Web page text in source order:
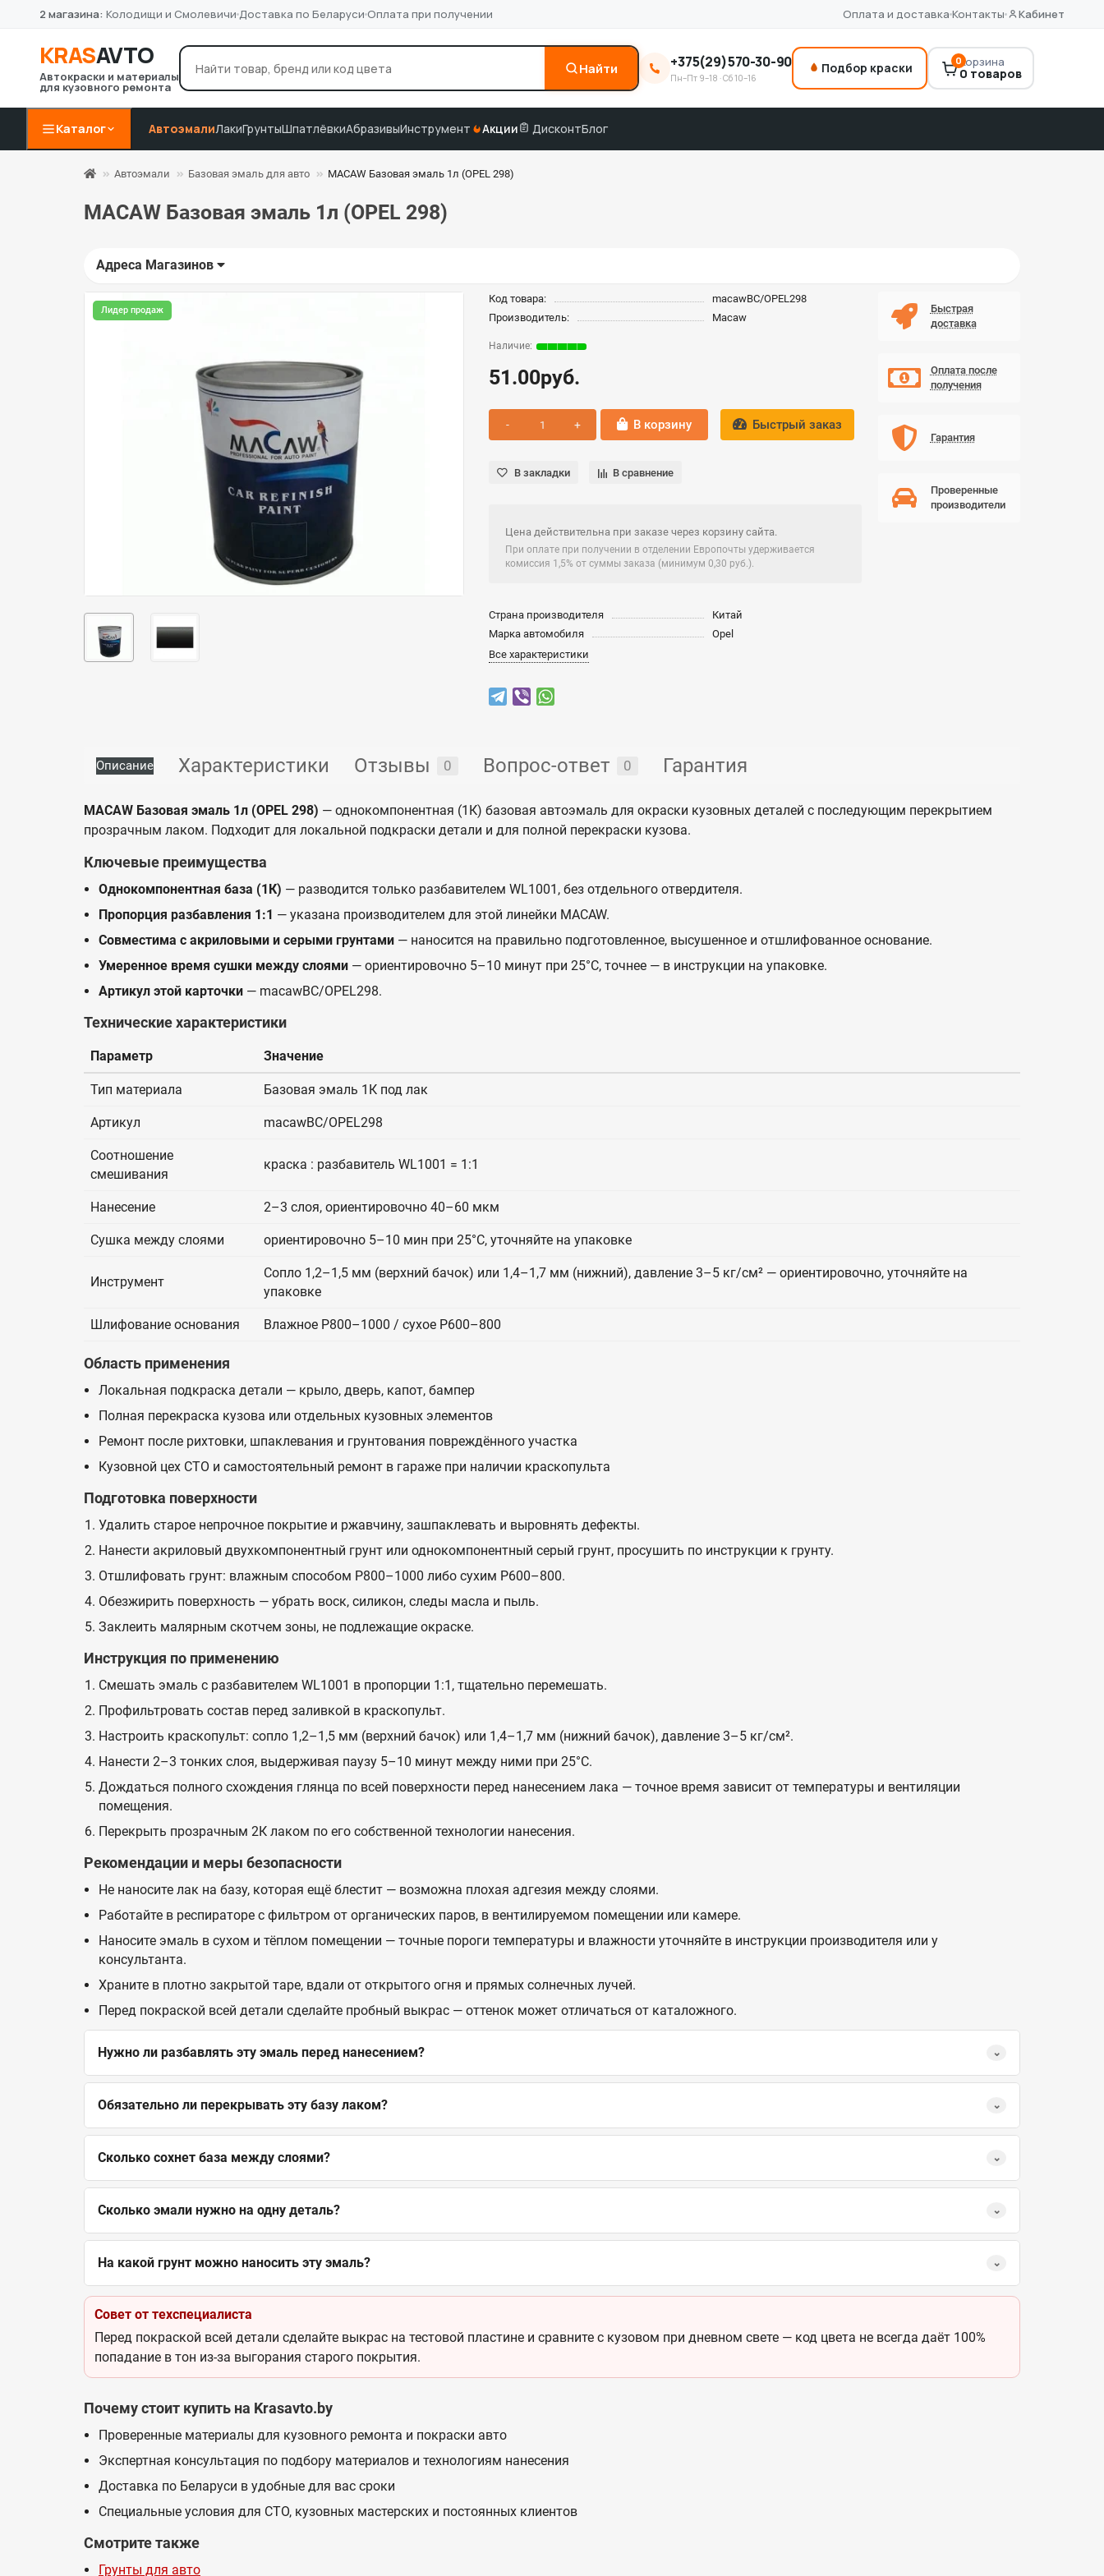
2 магазина: Колодищи и Смолевичи Доставка по Беларуси Оплата при получении Оплата и доставка Контакты Кабинет
KRASAVTO
Автокраски и материалы
для кузовного ремонта
Найти
Например: лак Novol грунт 4+1 P80 3M краска по коду подбор по VIN
+375(29)570-30-90
Пн–Пт 9–18 · Сб 10–16
Подбор краски 0Корзина
0 товаров
Каталог АвтоэмалиЛакиГрунтыШпатлёвкиАбразивыИнструмент Акции ДисконтБлог
Автоэмали Базовая эмаль для авто MACAW Базовая эмаль 1л (OPEL 298)
MACAW Базовая эмаль 1л (OPEL 298)
Адреса Магазинов
Лидер продаж
Код товара:
macawBC/OPEL298
Производитель:
Macaw
51.00руб.
В корзину Быстрый заказ
В закладки В сравнение
Цена действительна при заказе через корзину сайта.
При оплате при получении в отделении Европочты удерживается
комиссия 1,5% от суммы заказа (минимум 0,30 руб.).
Страна производителя
Китай
Марка автомобиля
Opel
Все характеристики
Быстрая
доставка
Оплата после
получения
Гарантия
Проверенные
производители
Описание Характеристики Отзывы 0 Вопрос-ответ 0 Гарантия
MACAW Базовая эмаль 1л (OPEL 298) — однокомпонентная (1К) базовая автоэмаль для окраски кузовных деталей с последующим перекрытием
прозрачным лаком. Подходит для локальной подкраски детали и для полной перекраски кузова.
Ключевые преимущества
Однокомпонентная база (1К) — разводится только разбавителем WL1001, без отдельного отвердителя.
Пропорция разбавления 1:1 — указана производителем для этой линейки MACAW.
Совместима с акриловыми и серыми грунтами — наносится на правильно подготовленное, высушенное и отшлифованное основание.
Умеренное время сушки между слоями — ориентировочно 5–10 минут при 25°C, точнее — в инструкции на упаковке.
Артикул этой карточки — macawBC/OPEL298.
Технические характеристики
Параметр Значение
Тип материала Базовая эмаль 1К под лак
Артикул macawBC/OPEL298
Соотношение
смешивания
краска : разбавитель WL1001 = 1:1
Нанесение 2–3 слоя, ориентировочно 40–60 мкм
Сушка между слоями ориентировочно 5–10 мин при 25°C, уточняйте на упаковке
Инструмент
Сопло 1,2–1,5 мм (верхний бачок) или 1,4–1,7 мм (нижний), давление 3–5 кг/см² — ориентировочно, уточняйте на
упаковке
Шлифование основания Влажное P800–1000 / сухое P600–800
Область применения
Локальная подкраска детали — крыло, дверь, капот, бампер
Полная перекраска кузова или отдельных кузовных элементов
Ремонт после рихтовки, шпаклевания и грунтования повреждённого участка
Кузовной цех СТО и самостоятельный ремонт в гараже при наличии краскопульта
Подготовка поверхности
Удалить старое непрочное покрытие и ржавчину, зашпаклевать и выровнять дефекты.
Нанести акриловый двухкомпонентный грунт или однокомпонентный серый грунт, просушить по инструкции к грунту.
Отшлифовать грунт: влажным способом P800–1000 либо сухим P600–800.
Обезжирить поверхность — убрать воск, силикон, следы масла и пыль.
Заклеить малярным скотчем зоны, не подлежащие окраске.
Инструкция по применению
Смешать эмаль с разбавителем WL1001 в пропорции 1:1, тщательно перемешать.
Профильтровать состав перед заливкой в краскопульт.
Настроить краскопульт: сопло 1,2–1,5 мм (верхний бачок) или 1,4–1,7 мм (нижний бачок), давление 3–5 кг/см².
Нанести 2–3 тонких слоя, выдерживая паузу 5–10 минут между ними при 25°C.
Дождаться полного схождения глянца по всей поверхности перед нанесением лака — точное время зависит от температуры и вентиляции
помещения.
Перекрыть прозрачным 2К лаком по его собственной технологии нанесения.
Рекомендации и меры безопасности
Не наносите лак на базу, которая ещё блестит — возможна плохая адгезия между слоями.
Работайте в респираторе с фильтром от органических паров, в вентилируемом помещении или камере.
Наносите эмаль в сухом и тёплом помещении — точные пороги температуры и влажности уточняйте в инструкции производителя или у
консультанта.
Храните в плотно закрытой таре, вдали от открытого огня и прямых солнечных лучей.
Перед покраской всей детали сделайте пробный выкрас — оттенок может отличаться от каталожного.
Нужно ли разбавлять эту эмаль перед нанесением? ⌄
Обязательно ли перекрывать эту базу лаком? ⌄
Сколько сохнет база между слоями? ⌄
Сколько эмали нужно на одну деталь? ⌄
На какой грунт можно наносить эту эмаль? ⌄
Совет от техспециалиста
Перед покраской всей детали сделайте выкрас на тестовой пластине и сравните с кузовом при дневном свете — код цвета не всегда даёт 100%
попадание в тон из-за выгорания старого покрытия.
Почему стоит купить на Krasavto.by
Проверенные материалы для кузовного ремонта и покраски авто
Экспертная консультация по подбору материалов и технологиям нанесения
Доставка по Беларуси в удобные для вас сроки
Специальные условия для СТО, кузовных мастерских и постоянных клиентов
Смотрите также
Грунты для авто